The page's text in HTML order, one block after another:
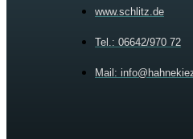
www.schlitz.de
Tel.: 06642/970 72
Mail: